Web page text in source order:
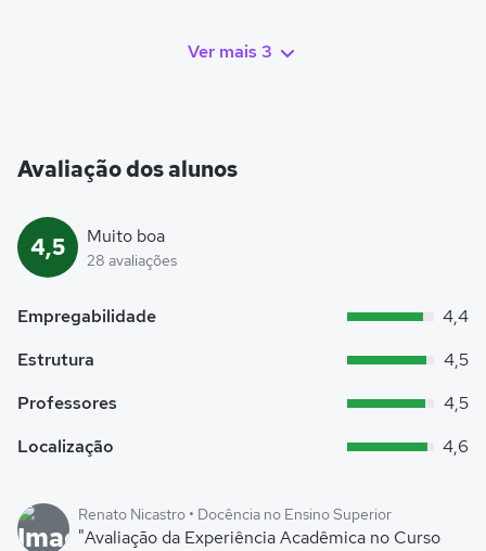
Ver mais 3
Avaliação dos alunos
4,5 Muito boa
28 avaliações
Empregabilidade
4,4
Estrutura
4,5
Professores
4,5
Localização
4,6
Renato Nicastro • Docência no Ensino Superior
"Avaliação da Experiência Acadêmica no Curso